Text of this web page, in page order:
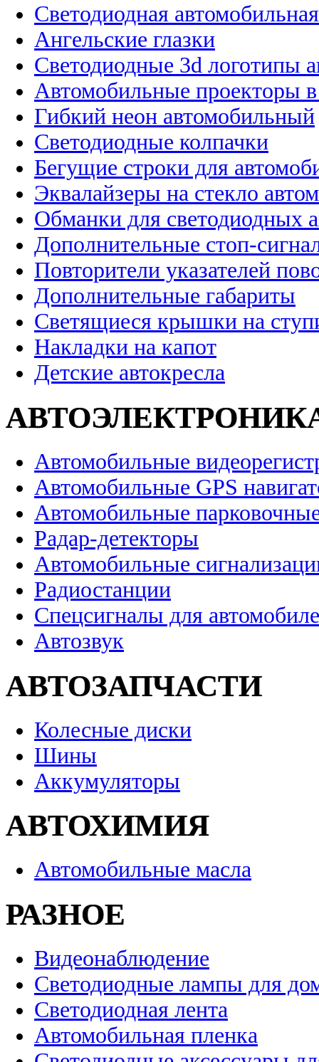
Светодиодная
Ангельские глазки
Светодиодные 3d логотипы
Автомобильные проекторы
Гибкий неон автомобильный
Светодиодные колпачки
Бегущие строки для
Эквалайзеры на стекло
Обманки для светодиодных
Дополнительные стоп-
Повторители указателей
Дополнительные габариты
Светящиеся крышки на
Накладки на капот
Детские автокресла
Автомобильные
Автомобильные GPS
Автомобильные
Радар-детекторы
Автомобильные
Радиостанции
Спецсигналы для
Автозвук
АВТОЗАПЧАСТИ
Колесные диски
Шины
Аккумуляторы
АВТОХИМИЯ
Автомобильные масла
РАЗНОЕ
Видеонаблюдение
Светодиодные лампы для
Светодиодная лента
Автомобильная пленка